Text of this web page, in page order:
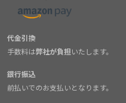
代金引換
手数料は弊社が負担いたします。
銀行振込
前払いでのお支払いとなります。